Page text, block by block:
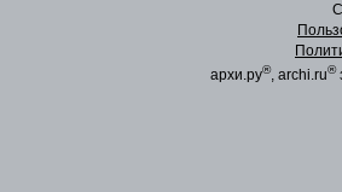
архи.ру®, archi.ru®